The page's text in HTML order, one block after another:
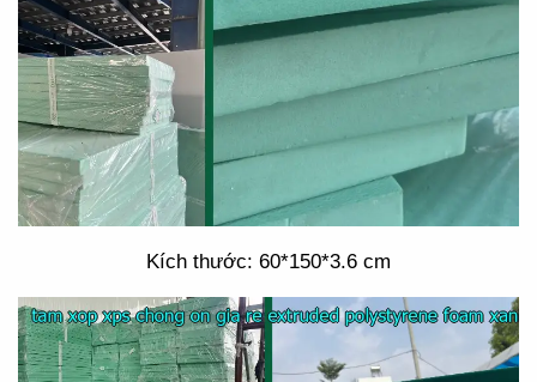
Kích thước: 60*150*3.6 cm